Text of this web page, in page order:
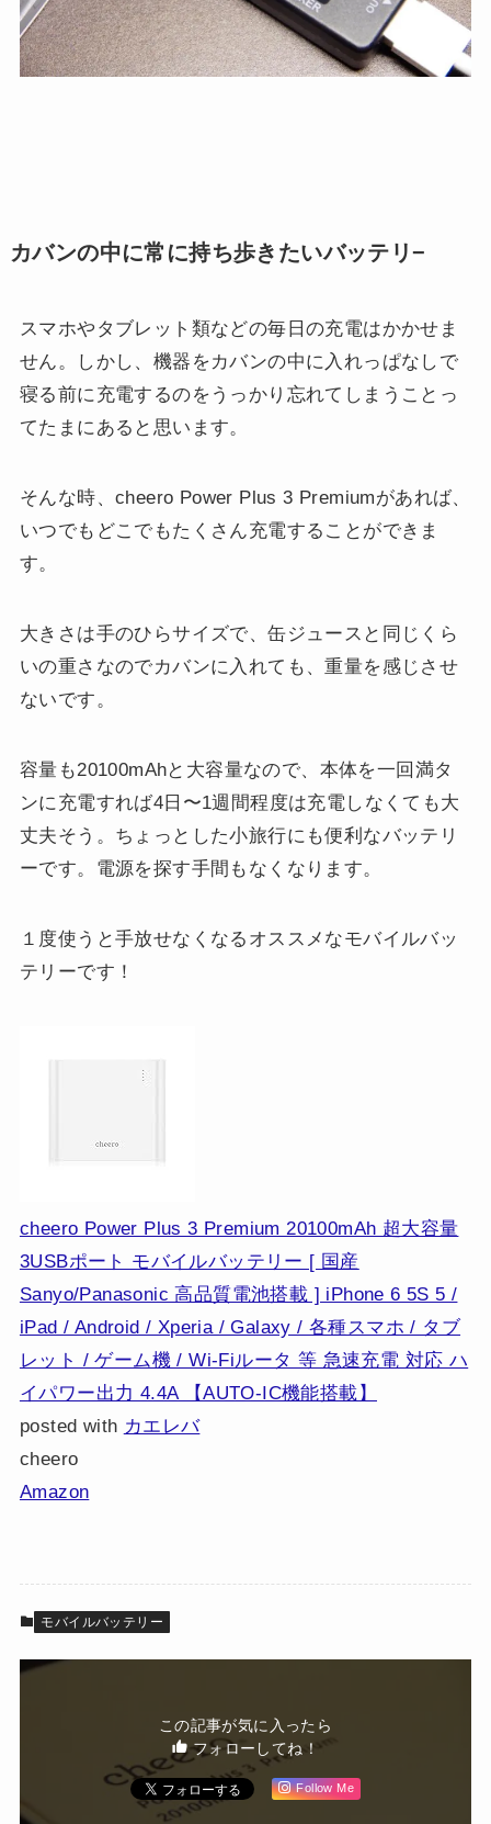
カバンの中に常に持ち歩きたいバッテリ−
スマホやタブレット類などの毎日の充電はかかせま
せん。しかし、機器をカバンの中に入れっぱなしで
寝る前に充電するのをうっかり忘れてしまうことっ
てたまにあると思います。
そんな時、cheero Power Plus 3 Premiumがあれば、
いつでもどこでもたくさん充電することができま
す。
大きさは手のひらサイズで、缶ジュースと同じくら
いの重さなのでカバンに入れても、重量を感じさせ
ないです。
容量も20100mAhと大容量なので、本体を一回満タ
ンに充電すれば4日〜1週間程度は充電しなくても大
丈夫そう。ちょっとした小旅行にも便利なバッテリ
ーです。電源を探す手間もなくなります。
１度使うと手放せなくなるオススメなモバイルバッ
テリーです！
cheero Power Plus 3 Premium 20100mAh 超大容量
3USBポート モバイルバッテリー [ 国産
Sanyo/Panasonic 高品質電池搭載 ] iPhone 6 5S 5 /
iPad / Android / Xperia / Galaxy / 各種スマホ / タブ
レット / ゲーム機 / Wi-Fiルータ 等 急速充電 対応 ハ
イパワー出力 4.4A 【AUTO-IC機能搭載】
posted with カエレバ
cheero
Amazon
モバイルバッテリー
この記事が気に入ったら
フォローしてね！
Follow Me